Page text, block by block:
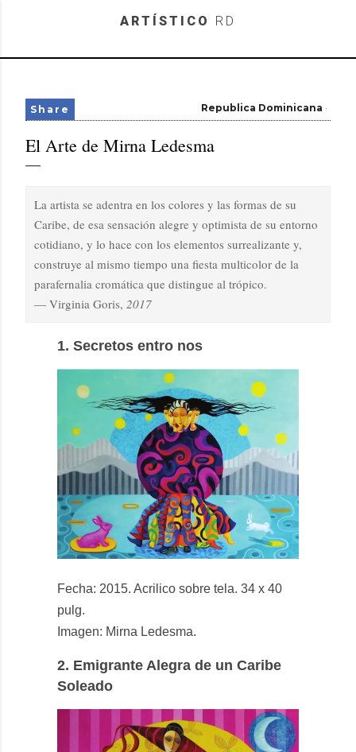
Skip to main content
ARTÍSTICO RD
Republica Dominicana
Share
El Arte de Mirna Ledesma
La artista se adentra en los colores y las formas de su
Caribe, de esa sensación alegre y optimista de su entorno
cotidiano, y lo hace con los elementos surrealizante y,
construye al mismo tiempo una fiesta multicolor de la
parafernalia cromática que distingue al trópico.
— Virginia Goris, 2017
1. Secretos entro nos
Fecha: 2015. Acrilico sobre tela. 34 x 40
pulg.
Imagen: Mirna Ledesma.
2. Emigrante Alegra de un Caribe
Soleado